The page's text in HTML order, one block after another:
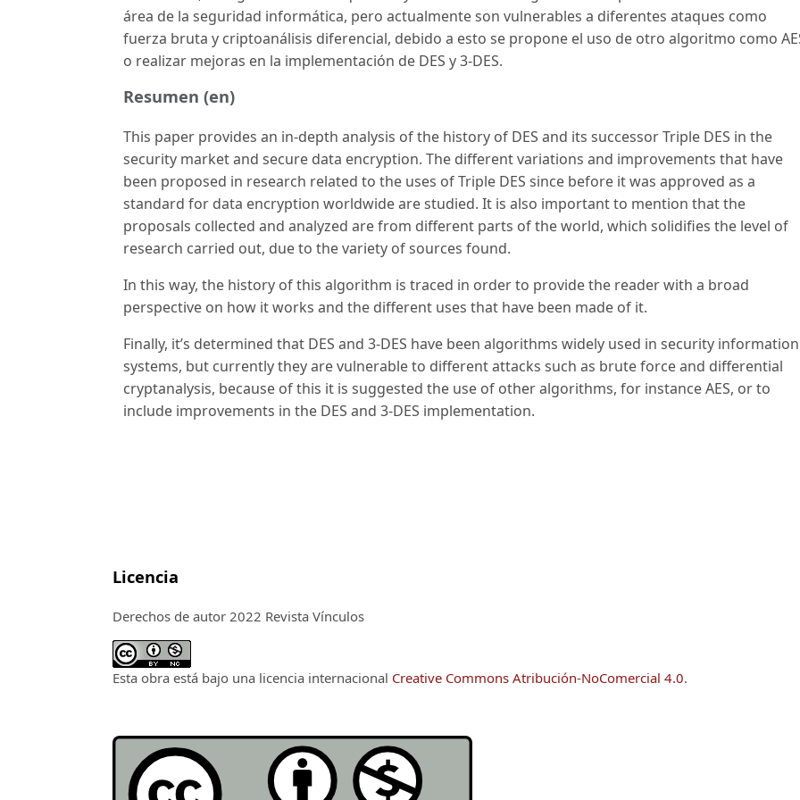
área de la seguridad informática, pero actualmente son vulnerables a diferentes ataques como
fuerza bruta y criptoanálisis diferencial, debido a esto se propone el uso de otro algoritmo como
o realizar mejoras en la implementación de DES y 3-DES.
Resumen (en)
This paper provides an in-depth analysis of the history of DES and its successor Triple DES in the
security market and secure data encryption. The different variations and improvements that have
been proposed in research related to the uses of Triple DES since before it was approved as a
standard for data encryption worldwide are studied. It is also important to mention that the
proposals collected and analyzed are from different parts of the world, which solidifies the level of
research carried out, due to the variety of sources found.
In this way, the history of this algorithm is traced in order to provide the reader with a broad
perspective on how it works and the different uses that have been made of it.
Finally, it’s determined that DES and 3-DES have been algorithms widely used in security information
systems, but currently they are vulnerable to different attacks such as brute force and differential
cryptanalysis, because of this it is suggested the use of other algorithms, for instance AES, or to
include improvements in the DES and 3-DES implementation.
Licencia
Derechos de autor 2022 Revista Vínculos
Esta obra está bajo una licencia internacional Creative Commons Atribución-NoComercial 4.0.